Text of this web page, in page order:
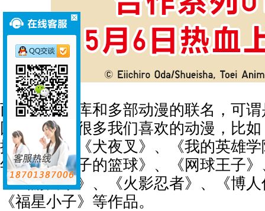
而这次优衣库和多部动漫的联名，可
因为包含了很多我们喜欢的动漫，比
探柯南》、《犬夜叉》、《我的英雄
年》、《黑子的篮球》、《网球王子
《幽游白书》、《火影忍者》、《博
《福星小子》等作品。